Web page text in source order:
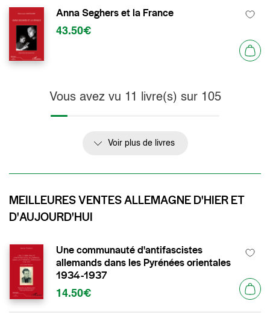
Anna Seghers et la France
43.50€
Vous avez vu 11 livre(s) sur 105
Voir plus de livres
MEILLEURES VENTES ALLEMAGNE D'HIER ET
D'AUJOURD'HUI
Une communauté d'antifascistes
allemands dans les Pyrénées orientales
1934-1937
14.50€